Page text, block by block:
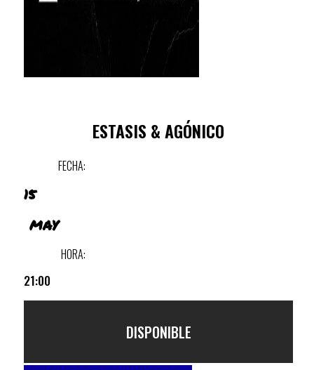
ESTASIS & AGÓNICO
FECHA:
15
MAY
HORA:
21:00
DISPONIBLE